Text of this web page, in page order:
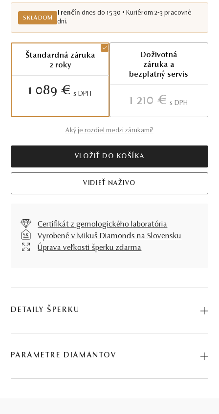
SKLADOM
Trenčín dnes do 15:30 • Kuriérom 2-3 pracovné
dni.
Štandardná záruka
2 roky
1 089 € S DPH
Doživotná
záruka a
bezplatný servis
1 210 € S DPH
Aký je rozdiel medzi zárukami?
VLOŽIŤ DO KOŠÍKA
VIDIEŤ NAŽIVO
Certifikát z gemologického laboratória
Vyrobené v Mikuš Diamonds na Slovensku
Úprava veľkosti šperku zdarma
DETAILY ŠPERKU
prírodné materiály: žlté zlato, diamant. Kód: 224500102.
0.125 ct
PARAMETRE DIAMANTOV